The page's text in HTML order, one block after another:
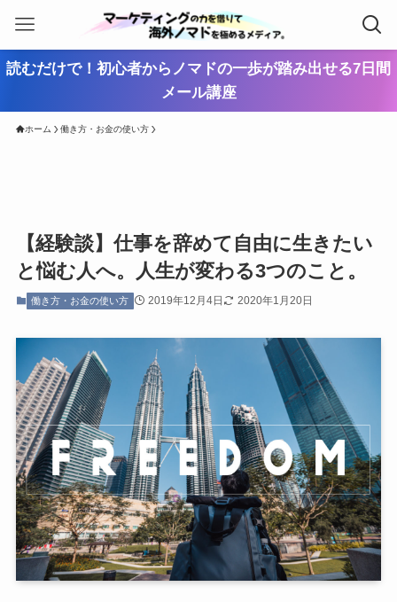
読むだけで！初心者からノマドの一歩が踏み出せる7日間
メール講座
ホーム 働き方・お金の使い方
【経験談】仕事を辞めて自由に生きたい
と悩む人へ。人生が変わる3つのこと。
働き方・お金の使い方 2019年12月4日 2020年1月20日